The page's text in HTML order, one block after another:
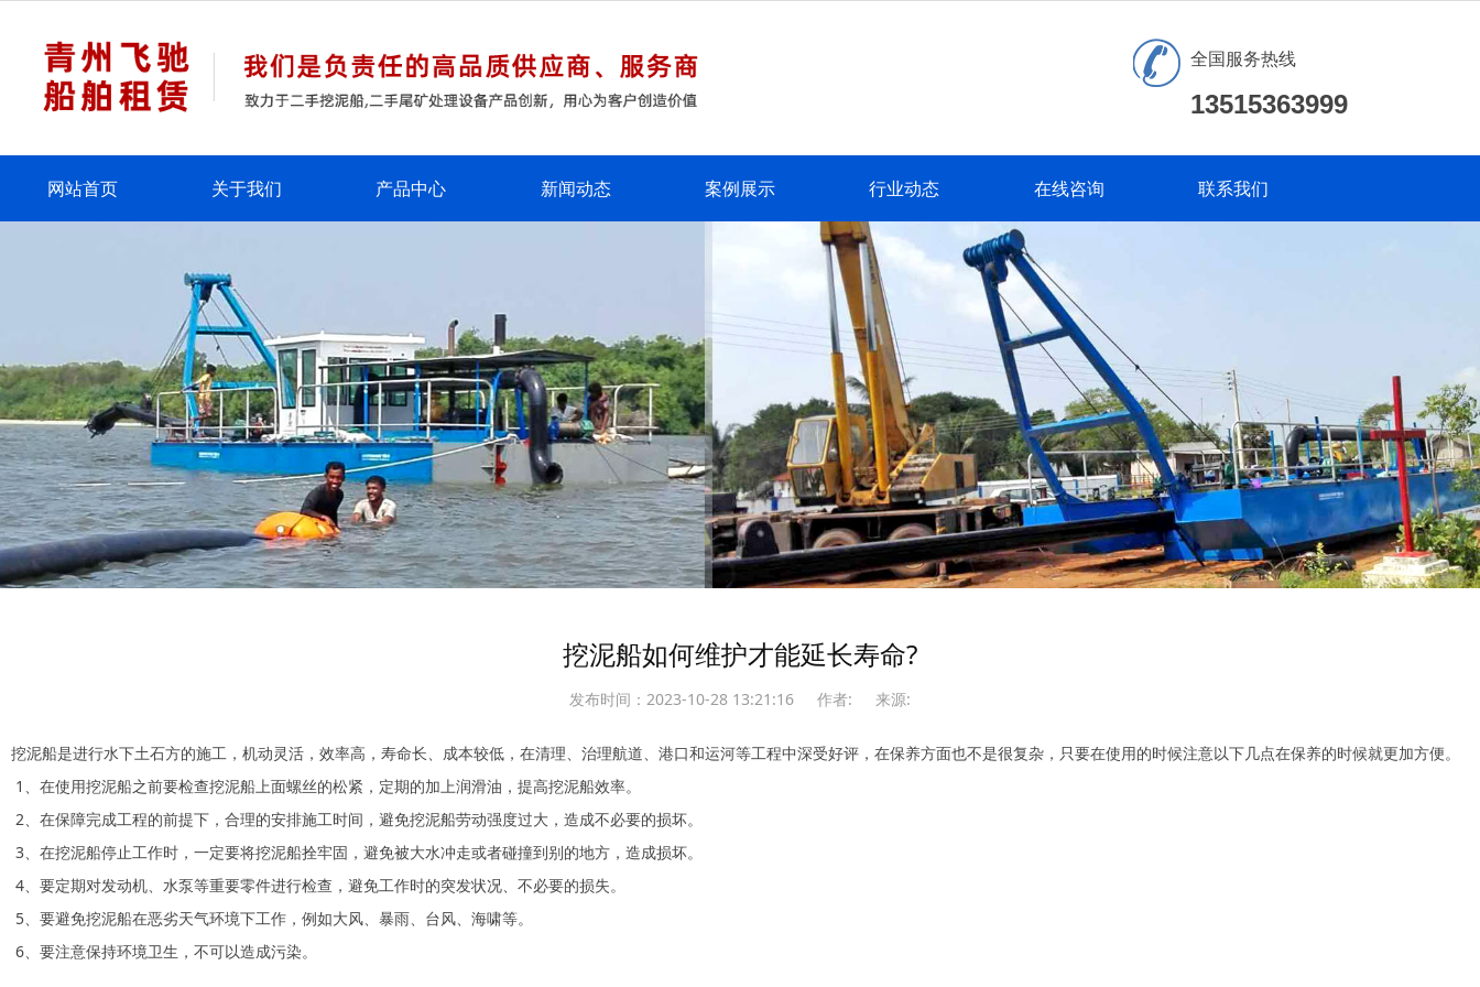
全国服务热线
13515363999
网站首页 关于我们 产品中心 新闻动态 案例展示 行业动态 在线咨询 联系我们
挖泥船如何维护才能延长寿命?
发布时间：2023-10-28 13:21:16 作者: 来源:
挖泥船是进行水下土石方的施工，机动灵活，效率高，寿命长、成本较低，在清理、治理航道、港口和运河等工程中深受好评，在保养方面也不是很复杂，只要在使用的时候注意以下几点在保养的时候就更加方便。
1、在使用挖泥船之前要检查挖泥船上面螺丝的松紧，定期的加上润滑油，提高挖泥船效率。
2、在保障完成工程的前提下，合理的安排施工时间，避免挖泥船劳动强度过大，造成不必要的损坏。
3、在挖泥船停止工作时，一定要将挖泥船拴牢固，避免被大水冲走或者碰撞到别的地方，造成损坏。
4、要定期对发动机、水泵等重要零件进行检查，避免工作时的突发状况、不必要的损失。
5、要避免挖泥船在恶劣天气环境下工作，例如大风、暴雨、台风、海啸等。
6、要注意保持环境卫生，不可以造成污染。